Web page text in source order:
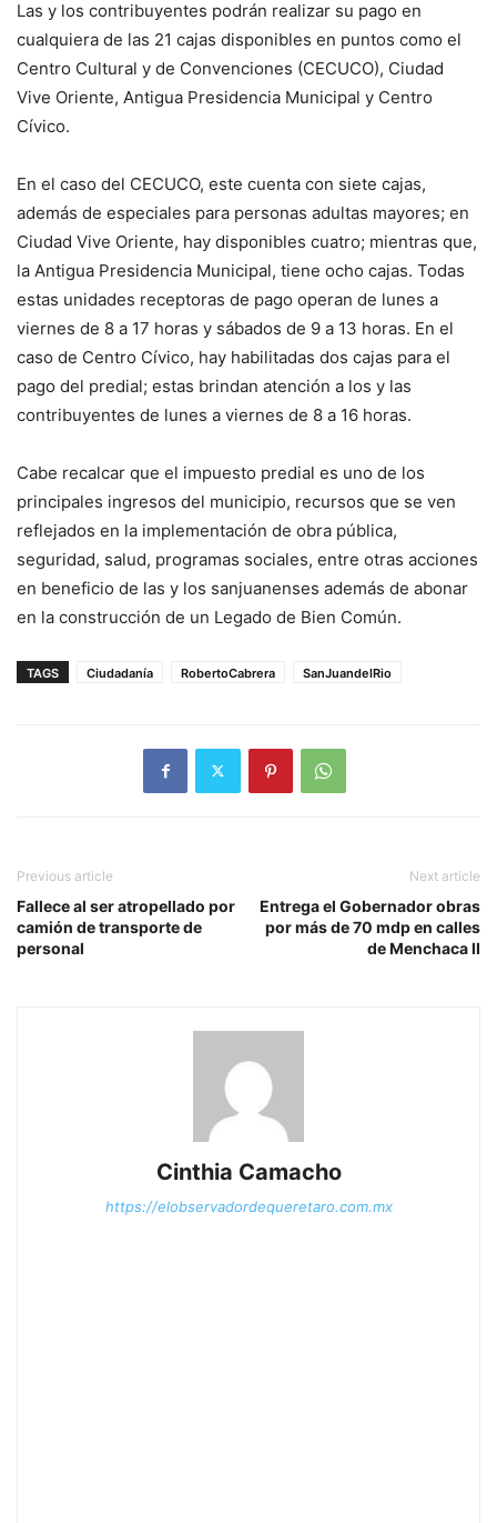
Las y los contribuyentes podrán realizar su pago en
cualquiera de las 21 cajas disponibles en puntos como el
Centro Cultural y de Convenciones (CECUCO), Ciudad
Vive Oriente, Antigua Presidencia Municipal y Centro
Cívico.
En el caso del CECUCO, este cuenta con siete cajas,
además de especiales para personas adultas mayores; en
Ciudad Vive Oriente, hay disponibles cuatro; mientras que,
la Antigua Presidencia Municipal, tiene ocho cajas. Todas
estas unidades receptoras de pago operan de lunes a
viernes de 8 a 17 horas y sábados de 9 a 13 horas. En el
caso de Centro Cívico, hay habilitadas dos cajas para el
pago del predial; estas brindan atención a los y las
contribuyentes de lunes a viernes de 8 a 16 horas.
Cabe recalcar que el impuesto predial es uno de los
principales ingresos del municipio, recursos que se ven
reflejados en la implementación de obra pública,
seguridad, salud, programas sociales, entre otras acciones
en beneficio de las y los sanjuanenses además de abonar
en la construcción de un Legado de Bien Común.
TAGS Ciudadanía RobertoCabrera SanJuandelRio
Previous article
Fallece al ser atropellado por
camión de transporte de
personal
Next article
Entrega el Gobernador obras
por más de 70 mdp en calles
de Menchaca II
Cinthia Camacho
https://elobservadordequeretaro.com.mx